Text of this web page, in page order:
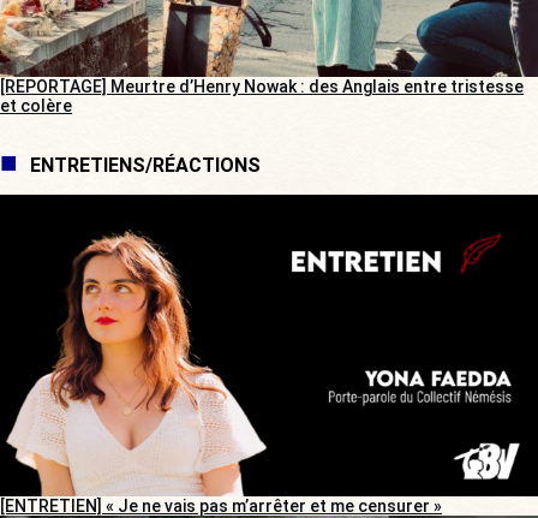
[REPORTAGE] Meurtre d’Henry Nowak : des Anglais entre tristesse
et colère
ENTRETIENS/RÉACTIONS
[ENTRETIEN] « Je ne vais pas m’arrêter et me censurer »